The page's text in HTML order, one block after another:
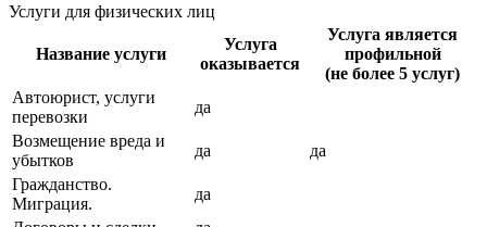
Услуги для физических лиц
Название услуги
Услуга
оказывается
Услуга является
профильной
(не более 5 услуг)
Автоюрист, услуги
перевозки
да
Возмещение вреда и
убытков
да
да
Гражданство.
Миграция.
да